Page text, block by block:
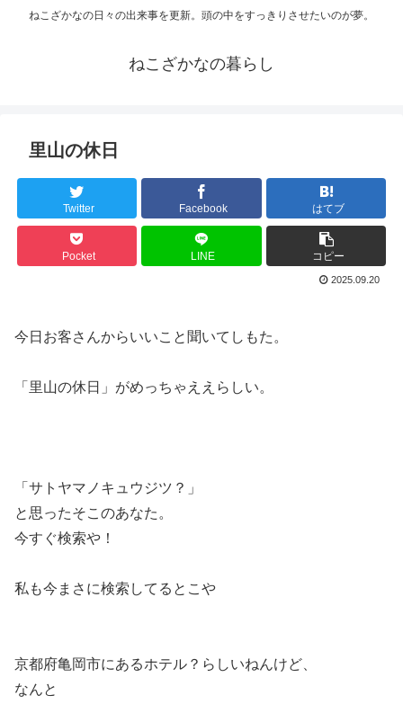
ねこざかなの日々の出来事を更新。頭の中をすっきりさせたいのが夢。
ねこざかなの暮らし
里山の休日
Twitter Facebook はてブ
Pocket LINE コピー
2025.09.20
今日お客さんからいいこと聞いてしもた。
「里山の休日」がめっちゃええらしい。
「サトヤマノキュウジツ？」
と思ったそこのあなた。
今すぐ検索や！
私も今まさに検索してるとこや
京都府亀岡市にあるホテル？らしいねんけど、
なんと